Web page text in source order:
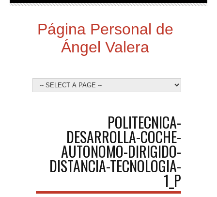
Página Personal de
Ángel Valera
POLITECNICA-
DESARROLLA-COCHE-
AUTONOMO-DIRIGIDO-
DISTANCIA-TECNOLOGIA-
1_P